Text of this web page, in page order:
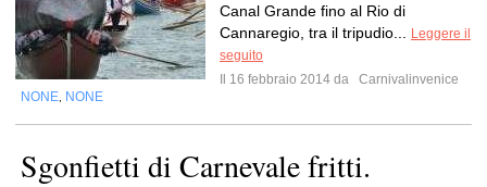
Canal Grande fino al Rio di
Cannaregio, tra il tripudio...
Leggere il
seguito
Il 16 febbraio 2014 da
Carnivalinvenice
NONE NONE
Sgonfietti di Carnevale fritti.